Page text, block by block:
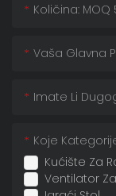
Vaša Glavna
Imate Li
Kućište Za
Ventilator
Koje